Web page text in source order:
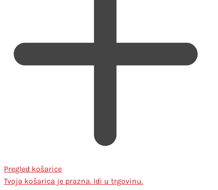
Pregled košarice
Tvoja košarica je prazna. Idi u trgovinu.